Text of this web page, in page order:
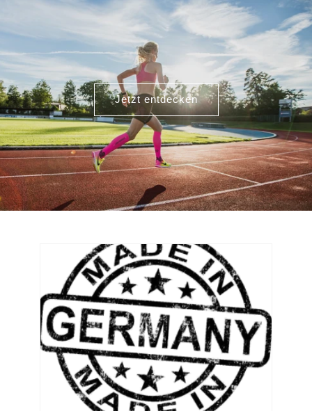
Jetzt entdecken